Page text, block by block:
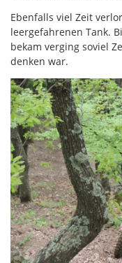
Ebenfalls viel Zeit
leergefahrenen Tank.
bekam verging soviel
denken war.